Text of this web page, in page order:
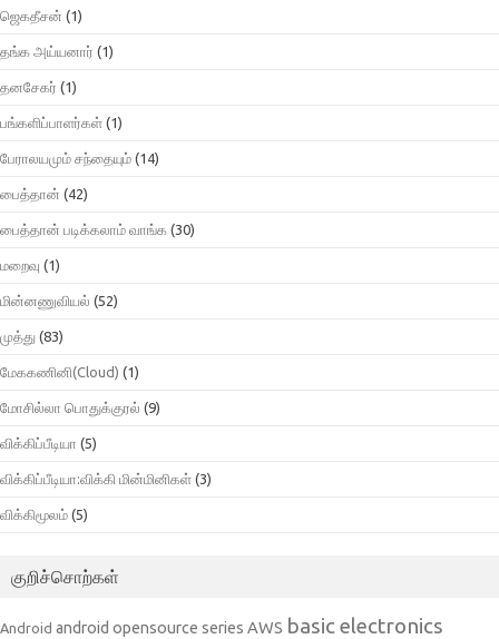
ஜெகதீசன் (1)
தங்க அய்யனார் (1)
தனசேகர் (1)
பங்களிப்பாளர்கள் (1)
பேராலயமும் சந்தையும் (14)
பைத்தான் (42)
பைத்தான் படிக்கலாம் வாங்க (30)
மறைவு (1)
மின்னணுவியல் (52)
முத்து (83)
மேககணினி(Cloud) (1)
மோசில்லா பொதுக்குரல் (9)
விக்கிப்பீடியா (5)
விக்கிப்பீடியா:விக்கி மின்மினிகள் (3)
விக்கிமூலம் (5)
குறிச்சொற்கள்
Android android opensource series AWS basic electronics